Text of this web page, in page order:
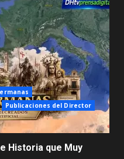
Publicaciones del Director
Historia que Muy